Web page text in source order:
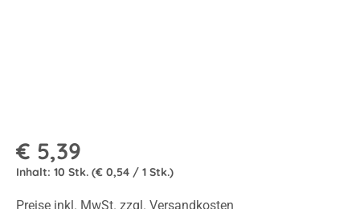
€ 5,39
Inhalt: 10 Stk. (€ 0,54 / 1 Stk.)
Preise inkl. MwSt. zzgl. Versandkosten